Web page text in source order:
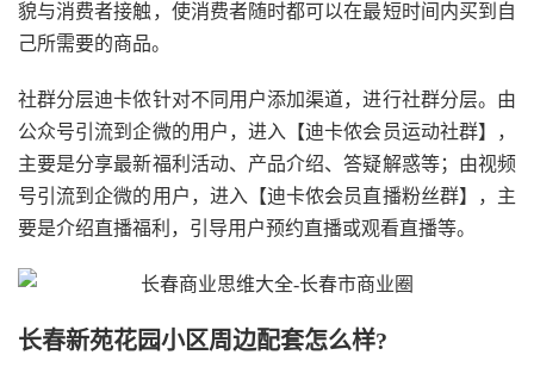
貌与消费者接触，使消费者随时都可以在最短时间内买到自
己所需要的商品。
社群分层迪卡侬针对不同用户添加渠道，进行社群分层。由
公众号引流到企微的用户，进入【迪卡侬会员运动社群】，
主要是分享最新福利活动、产品介绍、答疑解惑等；由视频
号引流到企微的用户，进入【迪卡侬会员直播粉丝群】，主
要是介绍直播福利，引导用户预约直播或观看直播等。
长春新苑花园小区周边配套怎么样?